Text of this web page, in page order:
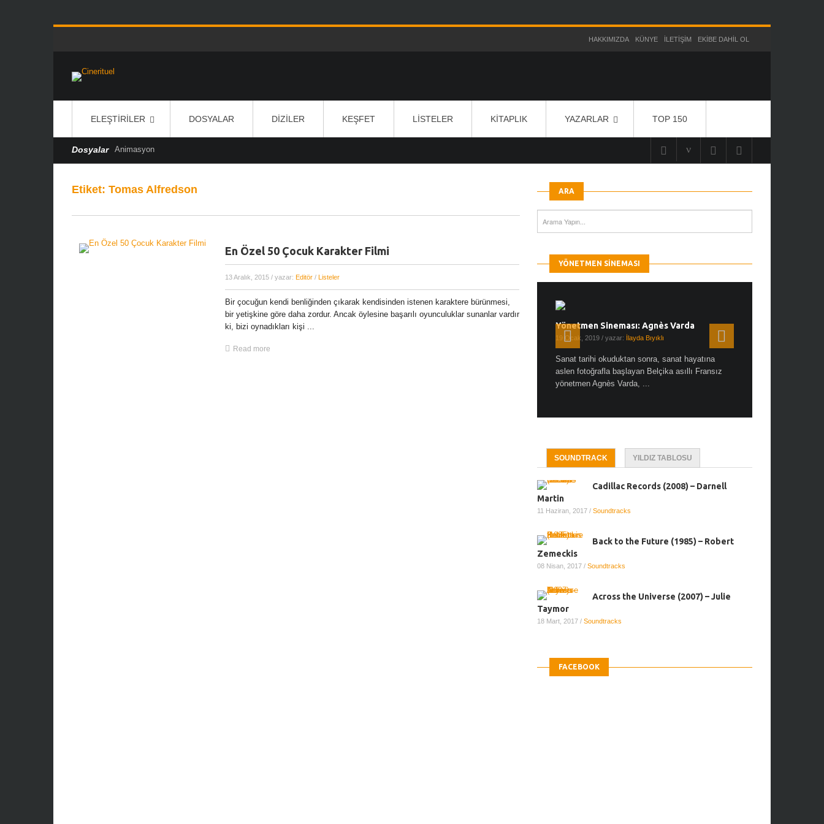
HAKKIMIZDA KÜNYE İLETIŞIM EKIBE DAHIL OL
ELEŞTIRILER DOSYALAR DIZILER KEŞFET LISTELER KITAPLIK YAZARLAR TOP 150
Dosyalar Animasyon
Etiket: Tomas Alfredson
En Özel 50 Çocuk Karakter Filmi
13 Aralık, 2015 / yazar: Editör/ Listeler
Bir çocuğun kendi benliğinden çıkarak kendisinden istenen karaktere bürünmesi,
bir yetişkine göre daha zordur. Ancak öylesine başarılı oyunculuklar sunanlar vardır
ki, bizi oynadıkları kişi ...
Read more
ARA
YÖNETMEN SINEMASI
Yönetmen Sineması: Agnès Varda
19 Ocak, 2019 / yazar: İlayda Bıyıklı
Sanat tarihi okuduktan sonra, sanat hayatına
aslen fotoğrafla başlayan Belçika asıllı Fransız
yönetmen Agnès Varda, ...
Yönetmen
SOUNDTRACK YILDIZ TABLOSU
Cadillac Records (2008) – Darnell
Martin
11 Haziran, 2017 / Soundtracks
Back to the Future (1985) – Robert
Zemeckis
08 Nisan, 2017 / Soundtracks
Across the Universe (2007) – Julie
Taymor
18 Mart, 2017 / Soundtracks
FACEBOOK